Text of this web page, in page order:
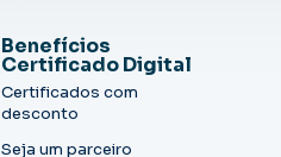
Benefícios
Certificado Digital
Certificados com
desconto
Seja um parceiro